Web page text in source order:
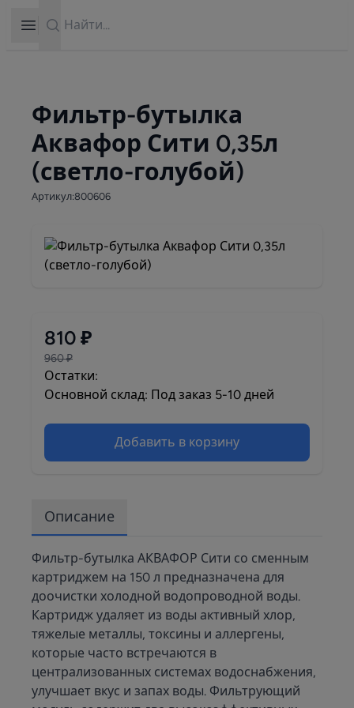
Open sidebar
Фильтр-бутылка
Аквафор Сити 0,35л
(светло-голубой)
Артикул:800606
810 ₽
960 ₽
Остатки:
Основной склад: Под заказ 5-10 дней
Добавить в корзину
Описание
Фильтр-бутылка АКВАФОР Сити со сменным
картриджем на 150 л предназначена для
доочистки холодной водопроводной воды.
Картридж удаляет из воды активный хлор,
тяжелые металлы, токсины и аллергены,
которые часто встречаются в
централизованных системах водоснабжения,
улучшает вкус и запах воды. Фильтрующий